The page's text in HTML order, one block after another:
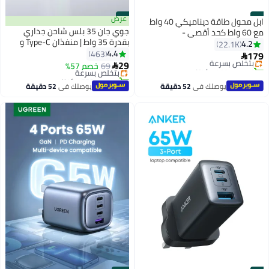
#7 ابل محول طاقة ديناميكي 40 واط
مع 60 واط كحد أقصى -
4.2
22.1K
179بتخلّص بسرعة
تم بيع +400 مؤخرًا
يوصلك في52 دقيقة
#8
عرض
جوي جان 35 بلس شاحن جداري
بقدرة 35 واط | منفذان Type-C و
USB للشحن السريع | حجم مدمج و
سهل الحمل | متوافق مع آيفون
17/16/15 و سامسونج و جالاكسي و
شاومي و هواوي و ايباد و ايباد برو
أسود
4.4
463
29
69 خصم 57%
بتخلّص بسرعة
تم بيع +750 مؤخرًا
بتخلّص بسرعةيوصلك في52 دقيقة